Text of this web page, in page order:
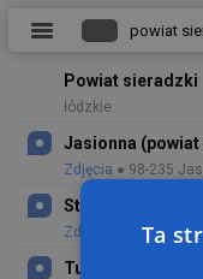
Powiat sieradzki
łódzkie
Jasionna
Zdjęcia ● 98-235
Stone in
Zdjęcia ● 98-235
Tumidaj (powiat
Ta